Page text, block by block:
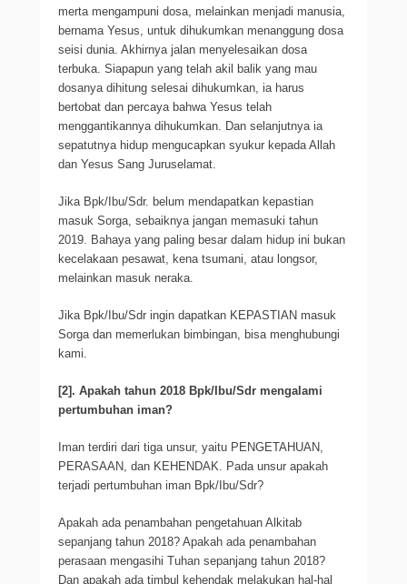
merta mengampuni dosa, melainkan menjadi manusia,
bernama Yesus, untuk dihukumkan menanggung dosa
seisi dunia. Akhirnya jalan menyelesaikan dosa
terbuka. Siapapun yang telah akil balik yang mau
dosanya dihitung selesai dihukumkan, ia harus
bertobat dan percaya bahwa Yesus telah
menggantikannya dihukumkan. Dan selanjutnya ia
sepatutnya hidup mengucapkan syukur kepada Allah
dan Yesus Sang Juruselamat.
Jika Bpk/Ibu/Sdr. belum mendapatkan kepastian
masuk Sorga, sebaiknya jangan memasuki tahun
2019. Bahaya yang paling besar dalam hidup ini bukan
kecelakaan pesawat, kena tsumani, atau longsor,
melainkan masuk neraka.
Jika Bpk/Ibu/Sdr ingin dapatkan KEPASTIAN masuk
Sorga dan memerlukan bimbingan, bisa menghubungi
kami.
[2]. Apakah tahun 2018 Bpk/Ibu/Sdr mengalami
pertumbuhan iman?
Iman terdiri dari tiga unsur, yaitu PENGETAHUAN,
PERASAAN, dan KEHENDAK. Pada unsur apakah
terjadi pertumbuhan iman Bpk/Ibu/Sdr?
Apakah ada penambahan pengetahuan Alkitab
sepanjang tahun 2018? Apakah ada penambahan
perasaan mengasihi Tuhan sepanjang tahun 2018?
Dan apakah ada timbul kehendak melakukan hal-hal